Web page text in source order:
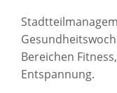
Bereichen
Entspannung.